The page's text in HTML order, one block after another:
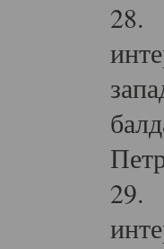
28.
29.